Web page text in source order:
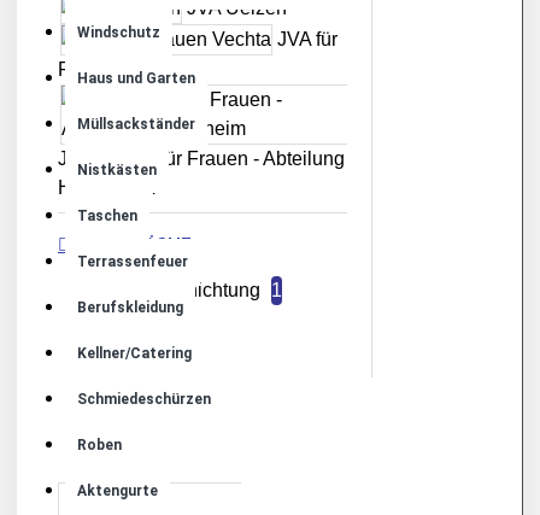
Windschutz
Haus und Garten
Müllsackständer
Nistkästen
Taschen
Terrassenfeuer
Berufskleidung
Kellner/Catering
Schmiedeschürzen
Roben
Aktengurte
JVA Uelzen
JVA für
Frauen Vechta
JVA Vechta für Frauen - Abteilung
Hildesheim
OBERFLÄCHE
ohne Beschichtung 1